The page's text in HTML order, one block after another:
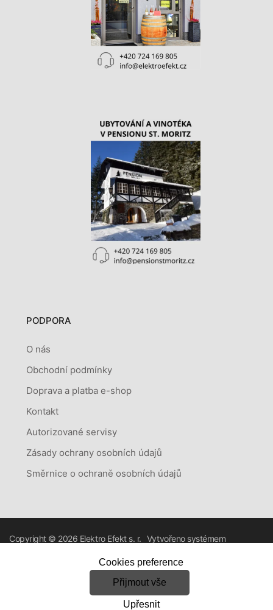
PODPORA
O nás
Obchodní podmínky
Doprava a platba e-shop
Kontakt
Autorizované servisy
Zásady ochrany osobních údajů
Směrnice o ochraně osobních údajů
Copyright © 2026 Elektro Efekt s. r. Vytvořeno systémem
Cookies preference
Přijmout vše
Upřesnit